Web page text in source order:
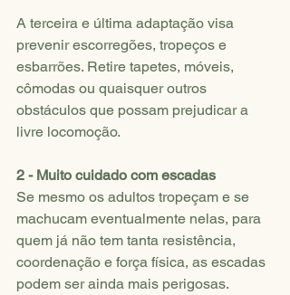
A terceira e última adaptação visa
prevenir escorregões, tropeços e
esbarrões. Retire tapetes, móveis,
cômodas ou quaisquer outros
obstáculos que possam prejudicar a
livre locomoção.
2 - Muito cuidado com escadas
Se mesmo os adultos tropeçam e se
machucam eventualmente nelas, para
quem já não tem tanta resistência,
coordenação e força física, as escadas
podem ser ainda mais perigosas.